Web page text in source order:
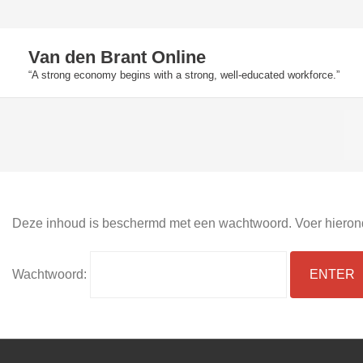
contentVan den Brant Online
“A strong economy begins with a strong, well-educated workforce.”
Deze inhoud is beschermd met een wachtwoord. Voer
Wachtwoord: